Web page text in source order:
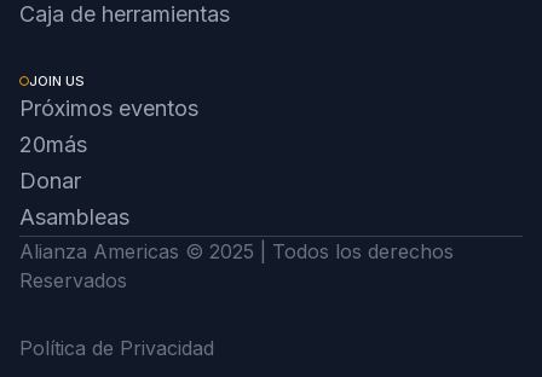
Caja de herramientas
JOIN US
Próximos eventos
20más
Donar
Asambleas
Alianza Americas © 2025 | Todos los derechos
Reservados
Política de Privacidad